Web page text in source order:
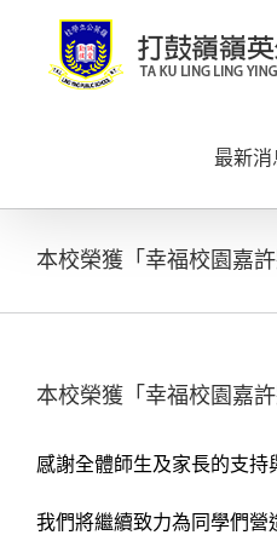
content
最新消
本校榮獲「幸福校園嘉許
本校榮獲「幸福校園嘉許
感謝全體師生及家長的支
我們將繼續致力為同學們